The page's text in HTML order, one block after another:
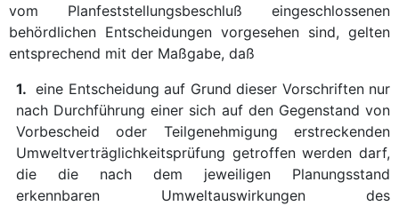
vom Planfeststellungsbeschluß eingeschlossenen
behördlichen Entscheidungen vorgesehen sind, gelten
entsprechend mit der Maßgabe, daß
1. eine Entscheidung auf Grund dieser Vorschriften nur
nach Durchführung einer sich auf den Gegenstand von
Vorbescheid oder Teilgenehmigung erstreckenden
Umweltverträglichkeitsprüfung getroffen werden darf,
die die nach dem jeweiligen Planungsstand
erkennbaren Umweltauswirkungen des